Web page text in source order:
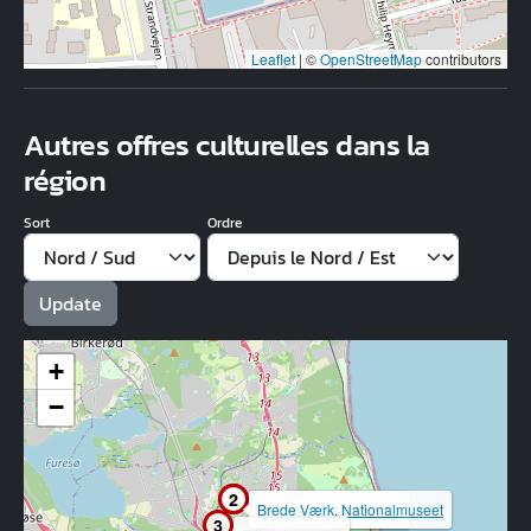
Leaflet | ©OpenStreetMapcontributors
Autres offres culturelles dans la
région
Sort Ordre
1
2
3
Nationalmuseet Brede
Brede Værk, Nationalmuseet
+
−